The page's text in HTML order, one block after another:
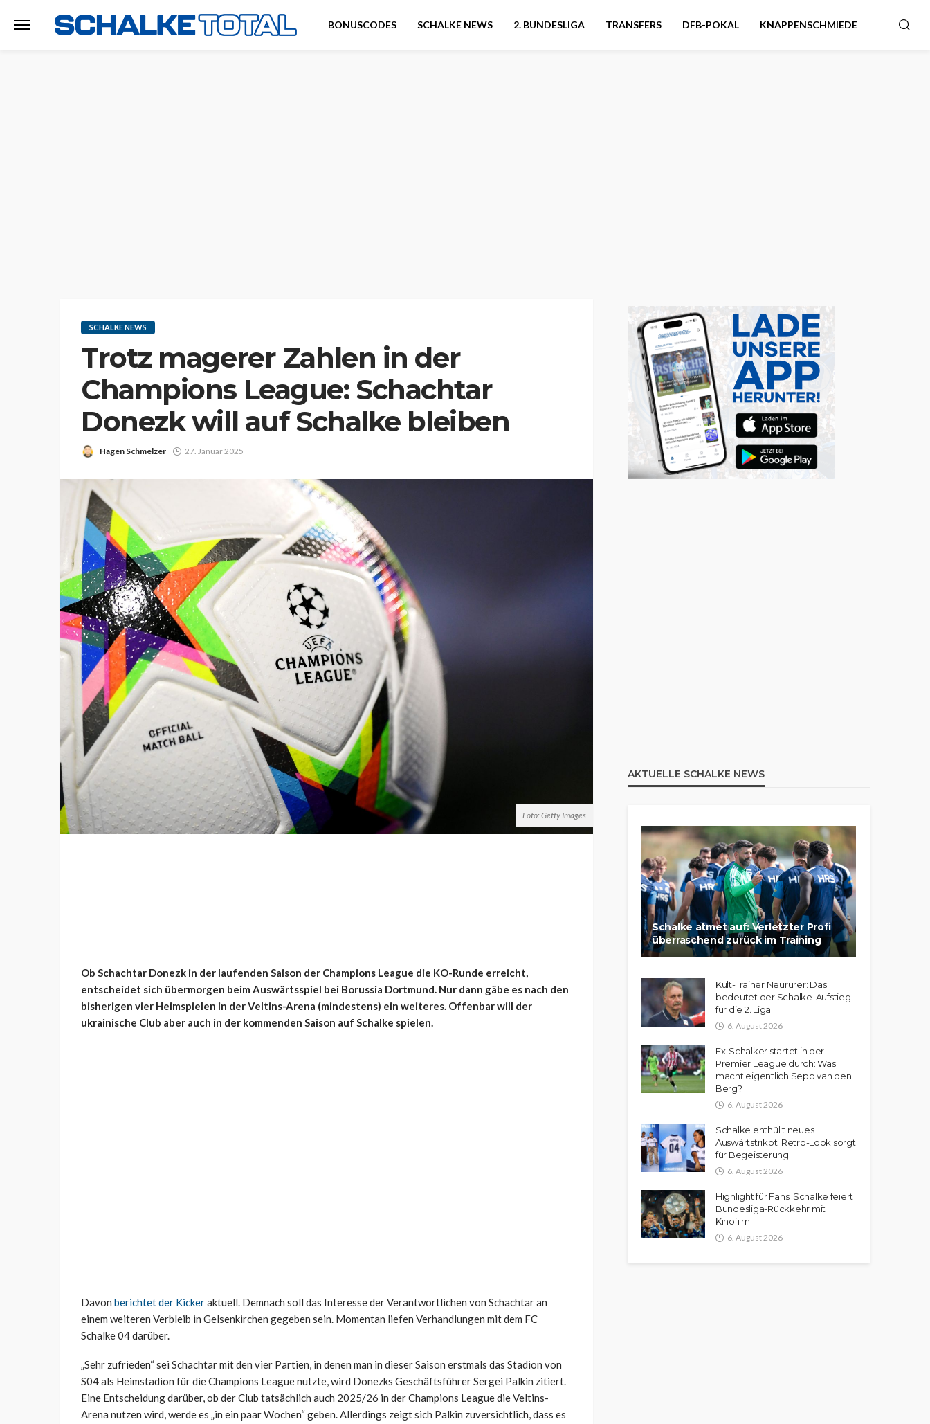
BONUSCODES SCHALKE NEWS 2. BUNDESLIGA TRANSFERS DFB-POKAL KNAPPENSCHMIEDE
SCHALKE NEWS
Trotz magerer Zahlen in der
Champions League: Schachtar
Donezk will auf Schalke bleiben
Hagen Schmelzer 27. Januar 2025
Foto: Getty Images
Ob Schachtar Donezk in der laufenden Saison der Champions League die KO-Runde erreicht,
entscheidet sich übermorgen beim Auswärtsspiel bei Borussia Dortmund. Nur dann gäbe es nach den
bisherigen vier Heimspielen in der Veltins-Arena (mindestens) ein weiteres. Offenbar will der
ukrainische Club aber auch in der kommenden Saison auf Schalke spielen.
Davon berichtet der Kickeraktuell. Demnach soll das Interesse der Verantwortlichen von Schachtar an
einem weiteren Verbleib in Gelsenkirchen gegeben sein. Momentan liefen Verhandlungen mit dem FC
Schalke 04 darüber.
„Sehr zufrieden“ sei Schachtar mit den vier Partien, in denen man in dieser Saison erstmals das Stadion von
S04 als Heimstadion für die Champions League nutzte, wird Donezks Geschäftsführer Sergei Palkin zitiert.
Eine Entscheidung darüber, ob der Club tatsächlich auch 2025/26 in der Champions League die Veltins-
Arena nutzen wird, werde es „in ein paar Wochen“ geben. Allerdings zeigt sich Palkin zuversichtlich, dass es
AKTUELLE SCHALKE NEWS
Schalke atmet auf: Verletzter Profi
überraschend zurück im Training
Kult-Trainer Neururer: Das
bedeutet der Schalke-Aufstieg
für die 2. Liga
6. August 2026
Ex-Schalker startet in der
Premier League durch: Was
macht eigentlich Sepp van den
Berg?
6. August 2026
Schalke enthüllt neues
Auswärtstrikot: Retro-Look sorgt
für Begeisterung
6. August 2026
Highlight für Fans: Schalke feiert
Bundesliga-Rückkehr mit
Kinofilm
6. August 2026